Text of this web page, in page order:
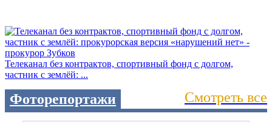
Телеканал без контрактов, спортивный фонд с долгом,
частник с землёй: ...
Фоторепортажи Смотреть все